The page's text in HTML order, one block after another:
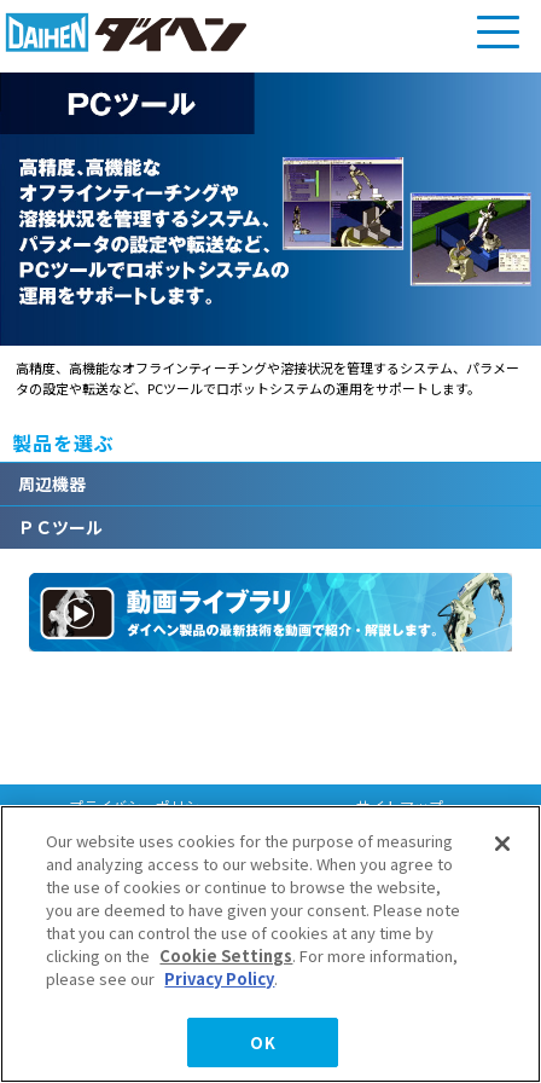
高精度、高機能なオフラインティーチングや溶接状況を管理するシステム、パラメー
タの設定や転送など、PCツールでロボットシステムの運用をサポートします。
製品を選ぶ
周辺機器
ＰＣツール
サイトマップ
プライバシーポリシー
Copyright © DAIHEN Corporation. All Right Reserved.
Our website uses cookies for the purpose of measuring
and analyzing access to our website. When you agree to
the use of cookies or continue to browse the website,
you are deemed to have given your consent. Please note
that you can control the use of cookies at any time by
clicking on the Cookie Settings. For more information,
please see our Privacy Policy.
OK